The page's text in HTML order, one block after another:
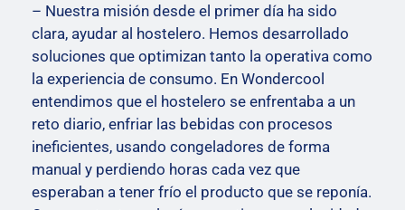
– Nuestra misión desde el primer día ha sido
clara, ayudar al hostelero. Hemos desarrollado
soluciones que optimizan tanto la operativa como
la experiencia de consumo. En Wondercool
entendimos que el hostelero se enfrentaba a un
reto diario, enfriar las bebidas con procesos
ineficientes, usando congeladores de forma
manual y perdiendo horas cada vez que
esperaban a tener frío el producto que se reponía.